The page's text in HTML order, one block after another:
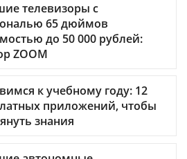
телевизоры с
65 дюймов
до 50 000 рублей:
ZOOM
к учебному году: 12
приложений, чтобы
знания